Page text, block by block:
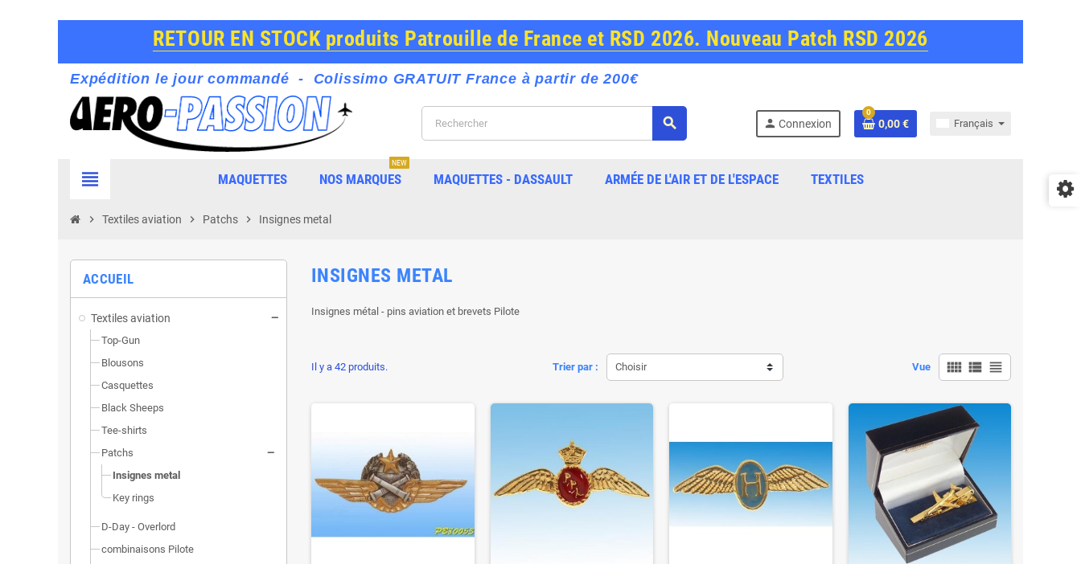
RETOUR EN STOCK produits Patrouille de France et RSD 2026. Nouveau Patch RSD 2026
Expédition le jour commandé - Colissimo GRATUIT France à partir de 200€
search person Connexion
0
0,00 € Français
view_headline MAQUETTES NOS MARQUES
NEW
MAQUETTES - DASSAULT ARMÉE DE L'AIR ET DE L'ESPACE TEXTILES
chevron_right Textiles aviation chevron_right Patchs chevron_right Insignes metal
ACCUEIL
Textiles aviation
Top-Gun
Blousons
Casquettes
Black Sheeps
Tee-shirts
Patchs
Insignes metal
Key rings
D-Day - Overlord
combinaisons Pilote
INSIGNES METAL
Insignes métal - pins aviation et brevets Pilote
Trier par : Choisir Vue view_comfy view_list view_headline
Il y a 42 produits.